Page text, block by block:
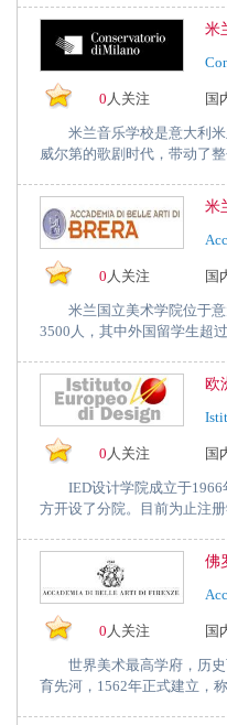
米
0 人关注 国
米兰音乐学校是意大利米
威尔第的歌剧时代，带动了
米
0 人关注 国
米兰国立美术学院位于意
3500人，其中外国留学生超
欧
0 人关注 国
IED设计学院成立于1966
方开设了分院。目前为止注
佛
0 人关注 国
世界美术最高学府，历史
育先河，1562年正式建立，